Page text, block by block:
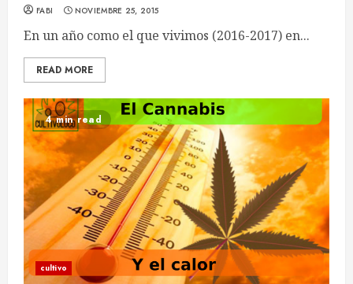
FABI NOVIEMBRE 25, 2015
En un año como el que vivimos (2016-2017) en...
READ MORE
4 min read
cultivo